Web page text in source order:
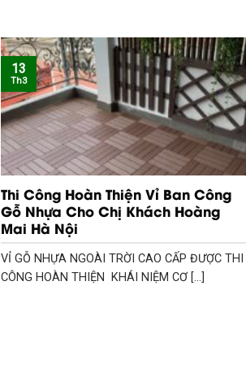
Thi Công Hoàn Thiện Vỉ Ban Công
Gỗ Nhựa Cho Chị Khách Hoàng
Mai Hà Nội
VỈ GỖ NHỰA NGOÀI TRỜI CAO CẤP ĐƯỢC THI
CÔNG HOÀN THIỆN KHÁI NIỆM CƠ [...]
13
Th3